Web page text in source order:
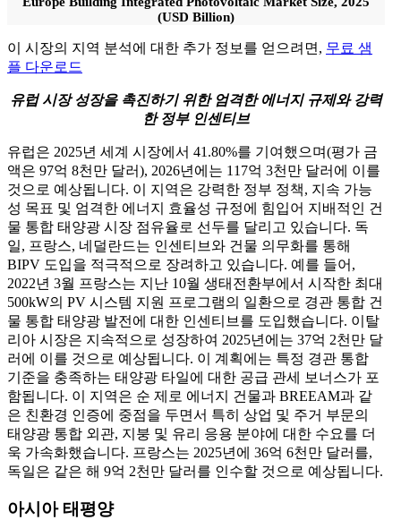
(USD Billion)
이 시장의 지역 분석에 대한 추가 정보를 얻으려면, 무료 샘
플 다운로드
유럽 ​​시장 성장을 촉진하기 위한 엄격한 에너지 규제와 강력
한 정부 인센티브
유럽은 2025년 세계 시장에서 41.80%를 기여했으며(평가 금
액은 97억 8천만 달러), 2026년에는 117억 3천만 달러에 이를
것으로 예상됩니다. 이 지역은 강력한 정부 정책, 지속 가능
성 목표 및 엄격한 에너지 효율성 규정에 힘입어 지배적인 건
물 통합 태양광 시장 점유율로 선두를 달리고 있습니다. 독
일, 프랑스, ​​네덜란드는 인센티브와 건물 의무화를 통해
BIPV 도입을 적극적으로 장려하고 있습니다. 예를 들어,
2022년 3월 프랑스는 지난 10월 생태전환부에서 시작한 최대
500kW의 PV 시스템 지원 프로그램의 일환으로 경관 통합 건
물 통합 태양광 발전에 대한 인센티브를 도입했습니다. 이탈
리아 시장은 지속적으로 성장하여 2025년에는 37억 2천만 달
러에 이를 것으로 예상됩니다. 이 계획에는 특정 경관 통합
기준을 충족하는 태양광 타일에 대한 공급 관세 보너스가 포
함됩니다. 이 지역은 순 제로 에너지 건물과 BREEAM과 같
은 친환경 인증에 중점을 두면서 특히 상업 및 주거 부문의
태양광 통합 외관, 지붕 및 유리 응용 분야에 대한 수요를 더
욱 가속화했습니다. 프랑스는 2025년에 36억 6천만 달러를,
독일은 같은 해 9억 2천만 달러를 인수할 것으로 예상됩니다.
아시아 태평양